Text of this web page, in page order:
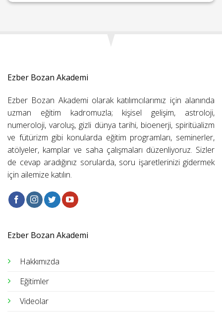
Ezber Bozan Akademi
Ezber Bozan Akademi olarak katılımcılarımız için alanında
uzman eğitim kadromuzla; kişisel gelişim, astroloji,
numeroloji, varoluş, gizli dünya tarihi, bioenerji, spiritüalizm
ve fütürizm gibi konularda eğitim programları, seminerler,
atölyeler, kamplar ve saha çalışmaları düzenliyoruz. Sizler
de cevap aradığınız sorularda, soru işaretlerinizi gidermek
için ailemize katılın.
Ezber Bozan Akademi
Hakkımızda
Eğitimler
Videolar